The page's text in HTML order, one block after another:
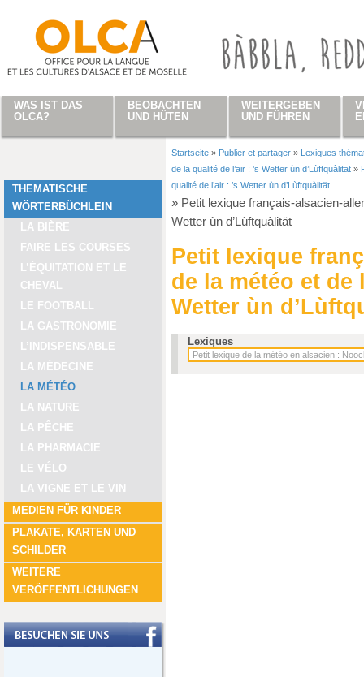
THEMATISCHE
WÖRTERBÜCHLEIN
LA BIÈRE
FAIRE LES COURSES
L’ÉQUITATION ET LE
CHEVAL
LE FOOTBALL
LA GASTRONOMIE
L’INDISPENSABLE
LA MÉDECINE
LA MÉTÉO
LA NATURE
LA PÊCHE
LA PHARMACIE
LE VÉLO
LA VIGNE ET LE VIN
MEDIEN FÜR KINDER
PLAKATE, KARTEN UND
SCHILDER
WEITERE
VERÖFFENTLICHUNGEN
Sie sind hier
Startseite » Publier et partager » Lexiques
de la qualité de l’air : ’s Wetter ùn d’Lùftquàlität »
qualité de l’air : ’s Wetter ùn d’Lùftquàlität
» Petit lexique français-alsacien-
Wetter ùn d’Lùftquàlität
Petit lexique
de la météo et de
Wetter ùn
Lexiques
WAS IST DAS
OLCA?
BEOBACHTEN
UND HÜTEN
WEITERGEBEN
UND FÜHREN